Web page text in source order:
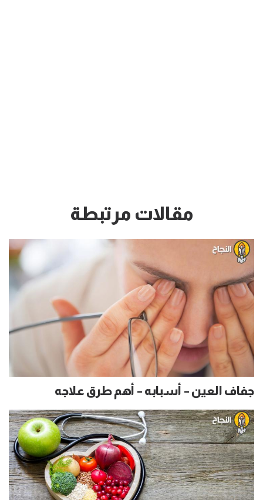
مقالات مرتبطة
جفاف العين – أسبابه – أهم طرق علاجه